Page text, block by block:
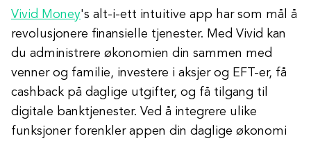
Vivid Money's alt-i-ett intuitive app har som mål å
revolusjonere finansielle tjenester. Med Vivid kan
du administrere økonomien din sammen med
venner og familie, investere i aksjer og EFT-er, få
cashback på daglige utgifter, og få tilgang til
digitale banktjenester. Ved å integrere ulike
funksjoner forenkler appen din daglige økonomi